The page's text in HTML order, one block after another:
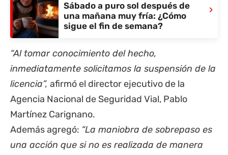
Sábado a puro sol después de
una mañana muy fría: ¿Cómo
sigue el fin de semana?
›
“Al tomar conocimiento del hecho,
inmediatamente solicitamos la suspensión de la
licencia”, afirmó el director ejecutivo de la
Agencia Nacional de Seguridad Vial, Pablo
Martínez Carignano.
Además agregó: “La maniobra de sobrepaso es
una acción que si no es realizada de manera